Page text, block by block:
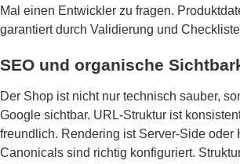
Mal einen Entwickler zu fragen.
garantiert durch Validierung und
SEO und organische
Der Shop ist nicht nur technisch sauber,
Google sichtbar. URL-Struktur ist
freundlich. Rendering ist Server-Side oder
Canonicals sind richtig konfiguriert.